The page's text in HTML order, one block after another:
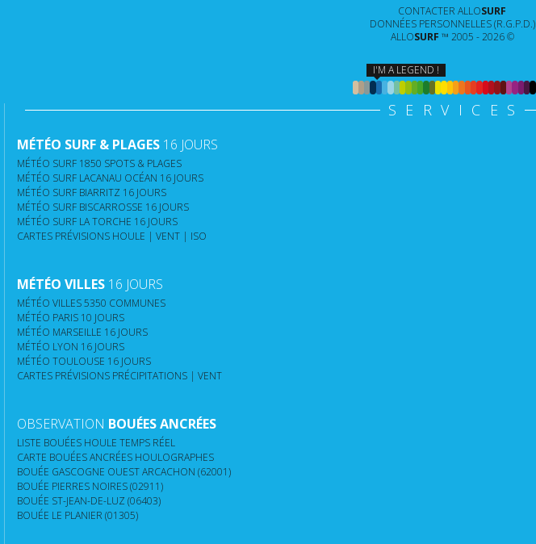
CONTACTER ALLOSURF
DONNÉES PERSONNELLES (R.G.P.D.)
ALLOSURF ™ 2005 - 2026 ©
I'M A LEGEND !
SERVICES
MÉTÉO SURF & PLAGES 16 JOURS
MÉTÉO SURF 1850 SPOTS & PLAGES
MÉTÉO SURF LACANAU OCÉAN 16 JOURS
MÉTÉO SURF BIARRITZ 16 JOURS
MÉTÉO SURF BISCARROSSE 16 JOURS
MÉTÉO SURF LA TORCHE 16 JOURS
CARTES PRÉVISIONS HOULE | VENT | ISO
MÉTÉO VILLES 16 JOURS
MÉTÉO VILLES 5350 COMMUNES
MÉTÉO PARIS 10 JOURS
MÉTÉO MARSEILLE 16 JOURS
MÉTÉO LYON 16 JOURS
MÉTÉO TOULOUSE 16 JOURS
CARTES PRÉVISIONS PRÉCIPITATIONS | VENT
OBSERVATION BOUÉES ANCRÉES
LISTE BOUÉES HOULE TEMPS RÉEL
CARTE BOUÉES ANCRÉES HOULOGRAPHES
BOUÉE GASCOGNE OUEST ARCACHON (62001)
BOUÉE PIERRES NOIRES (02911)
BOUÉE ST-JEAN-DE-LUZ (06403)
BOUÉE LE PLANIER (01305)